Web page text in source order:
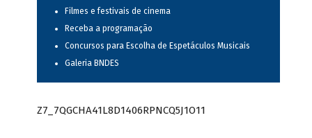
Filmes e festivais de cinema
Receba a programação
Concursos para Escolha de Espetáculos Musicais
Galeria BNDES
Z7_7QGCHA41L8D1406RPNCQ5J1O11